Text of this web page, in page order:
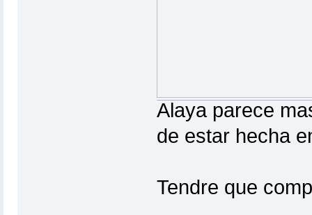
Alaya parece
de estar hecha
Tendre que